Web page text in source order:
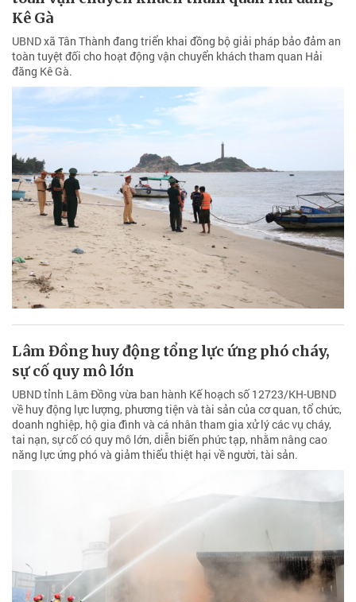
Kê Gà
UBND xã Tân Thành đang triển khai đồng bộ giải pháp bảo đảm an
toàn tuyệt đối cho hoạt động vận chuyển khách tham quan Hải
đăng Kê Gà.
Lâm Đồng huy động tổng lực ứng phó cháy,
sự cố quy mô lớn
UBND tỉnh Lâm Đồng vừa ban hành Kế hoạch số 12723/KH-UBND
về huy động lực lượng, phương tiện và tài sản của cơ quan, tổ chức,
doanh nghiệp, hộ gia đình và cá nhân tham gia xử lý các vụ cháy,
tai nạn, sự cố có quy mô lớn, diễn biến phức tạp, nhằm nâng cao
năng lực ứng phó và giảm thiểu thiệt hại về người, tài sản.